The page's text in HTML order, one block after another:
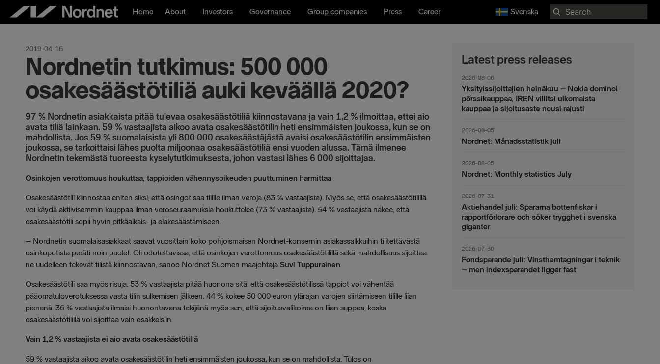
Home About Investors Governance Group companies Press Career Svenska
Search
for:
2019-04-16
Nordnetin tutkimus: 500 000
osakesäästötiliä auki keväällä 2020?
97 % Nordnetin asiakkaista pitää tulevaa osakesäästötiliä kiinnostavana ja vain 1,2 % ilmoittaa, ettei aio
avata tiliä lainkaan. 59 % vastaajista aikoo avata osakesäästötilin heti ensimmäisten joukossa, kun se on
mahdollista. Jos 59 % suomalaisista yli 800 000 osakesäästäjästä avaisi osakesäästötilin ensimmäisten
joukossa, se tarkoittaisi lähes puolta miljoonaa osakesäästötiliä ensi vuoden alussa. Tämä ilmenee
Nordnetin tekemästä tuoreesta kyselytutkimuksesta, johon vastasi lähes 6 000 sijoittajaa.
Osinkojen verottomuus houkuttaa, tappioiden vähennysoikeuden puuttuminen harmittaa
Osakesäästötili kiinnostaa eniten siksi, että osingot saa tilille ilman veroja (83 % vastaajista). Myös se, että osakesäästötilillä
voi käydä aktiivisemmin kauppaa ilman veroseuraamuksia houkuttelee (73 % vastaajista). 54 % vastaajista näkee, että
osakesäästötili sopii hyvin pitkäaikais- ja eläkesäästämiseen.
– Nordnetin suomalaisasiakkaat saavat vuosittain koko pohjoismaisen Nordnet-konsernin asiakassalkkuihin tilitettävästä
osinkopotista peräti noin puolet. Oli odotettavissa, että osinkojen verottomuus osakesäästötilillä sekä mahdollisuus sijoittaa
ne uudelleen tekevät tilistä kiinnostavan, sanoo Nordnet Suomen maajohtaja Suvi Tuppurainen.
Osakesäästötili saa myös risuja. 53 % vastaajista pitää huonona sitä, että osakesäästötilissä tappiot voi vähentää
pääomatuloverotuksessa vasta tilin sulkemisen jälkeen. 44 % kokee 50 000 euron ylärajan varojen siirtämiseen tilille liian
pienenä. 36 % vastaajista ilmaisi huonontavana tekijänä myös sen, että sijoitusvalikoima on liian suppea, koska
osakesäästötilillä voi sijoittaa vain osakkeisiin.
Vain 1,2 % vastaajista ei aio avata osakesäästötiliä
59 % vastaajista aikoo avata osakesäästötilin heti ensimmäisten joukossa, kun se on mahdollista. Tulos on
Latest press releases
2026-08-06
Yksityissijoittajien heinäkuu – Nokia dominoi
pörssikauppaa, IREN villitsi ulkomaista
kauppaa ja sijoitusaste nousi rajusti
2026-08-05
Nordnet: Månadsstatistik juli
2026-08-05
Nordnet: Monthly statistics July
2026-07-31
Aktiehandel juli: Spararna bottenfiskar i
rapportförlorare och söker trygghet i svenska
giganter
2026-07-30
Fondsparande juli: Vinsthemtagningar i teknik
– men indexsparandet ligger fast